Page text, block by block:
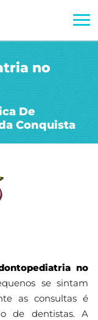
no
De
Conquista
no
se sintam
as consultas é
de dentistas. A